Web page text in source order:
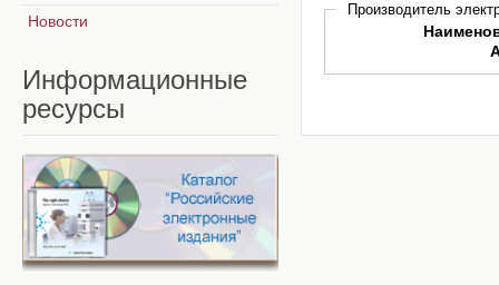
Производитель
Новости
Информационные
ресурсы